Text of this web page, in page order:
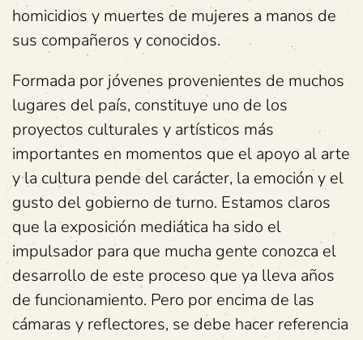
homicidios y muertes de mujeres a manos de
sus compañeros y conocidos.
Formada por jóvenes provenientes de muchos
lugares del país, constituye uno de los
proyectos culturales y artísticos más
importantes en momentos que el apoyo al arte
y la cultura pende del carácter, la emoción y el
gusto del gobierno de turno. Estamos claros
que la exposición mediática ha sido el
impulsador para que mucha gente conozca el
desarrollo de este proceso que ya lleva años
de funcionamiento. Pero por encima de las
cámaras y reflectores, se debe hacer referencia